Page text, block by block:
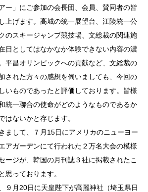
ー」にご参加の会長団、会員、賛同者の皆
上げます。高城の統一展望台、江陵統一公
のスキージャンプ競技場、文総裁の関連施
日としてはなかなか体験できない内容の濃
平昌オリンピックへの貢献など、文総裁の
された方々の感想を伺いましても、今回の
いものであったと評価しております。皆様
統一聯合の使命がどのようなものであるか
はないかと存じます。
まして、７月15日にアメリカのニューヨー
アガーデンにて行われた２万名大会の模様
ージが、韓国の月刊誌３社に掲載されたこ
思っております。
９月20日に天皇陛下が高麗神社（埼玉県日